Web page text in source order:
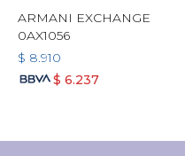
ARMANI EXCHANGE
0AX1056
$ 8.910
$ 6.237